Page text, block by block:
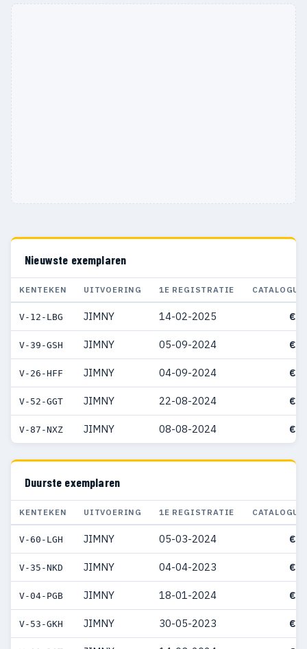
Nieuwste exemplaren
KENTEKEN UITVOERING 1E REGISTRATIE
V-12-LBG JIMNY 14-02-2025 €
V-39-GSH JIMNY 05-09-2024 €
V-26-HFF JIMNY 04-09-2024 €
V-52-GGT JIMNY 22-08-2024 €
V-87-NXZ JIMNY 08-08-2024 €
Duurste exemplaren
KENTEKEN UITVOERING 1E REGISTRATIE
V-60-LGH JIMNY 05-03-2024 €
V-35-NKD JIMNY 04-04-2023 €
V-04-PGB JIMNY 18-01-2024 €
V-53-GKH JIMNY 30-05-2023 €